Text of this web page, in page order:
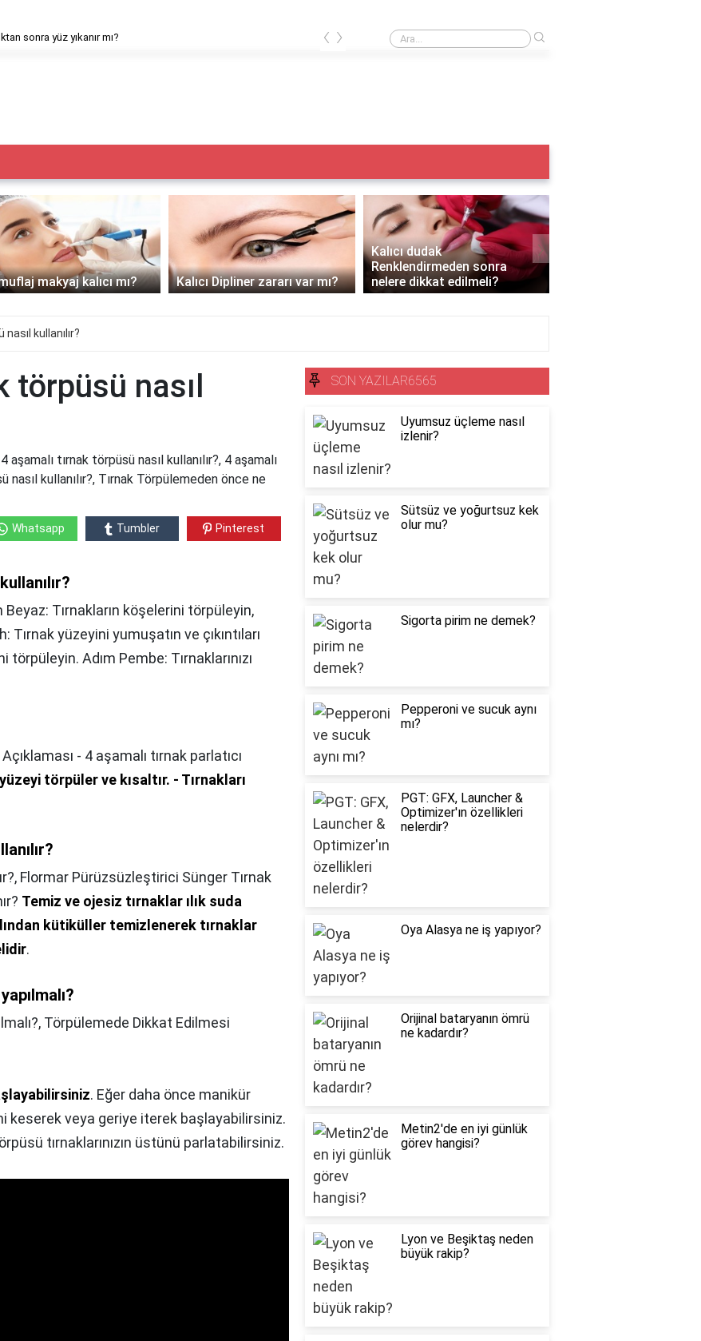
sonra yüz yıkanır mı? Iple kaş alma acıtır mı?
‹ ›
makyaj kalıcı mı? Kalıcı Dipliner zararı var mı?
Kalıcı dudak
Renklendirmeden sonra
nelere dikkat edilmeli?
›
kullanılır?
törpüsü nasıl
aşamalı tırnak törpüsü nasıl kullanılır?, 4 aşamalı
kullanılır?, Tırnak Törpülemeden önce ne
Whatsapp Tumbler Pinterest
Tırnakların köşelerini törpüleyin,
yüzeyini yumuşatın ve çıkıntıları
Adım Pembe: Tırnaklarınızı
- 4 aşamalı tırnak parlatıcı
törpüler ve kısaltır. - Tırnakları
Flormar Pürüzsüzleştirici Sünger Tırnak
Temiz ve ojesiz tırnaklar ılık suda
kütiküller temizlenerek tırnaklar
.
Törpülemede Dikkat Edilmesi
. Eğer daha önce manikür
keserek veya geriye iterek başlayabilirsiniz.
tırnaklarınızın üstünü parlatabilirsiniz.
SON YAZILAR6565
Uyumsuz üçleme nasıl
izlenir?
Sütsüz ve yoğurtsuz kek
olur mu?
Sigorta pirim ne demek?
Pepperoni ve sucuk aynı
mı?
PGT: GFX, Launcher &
Optimizer'ın özellikleri
nelerdir?
Oya Alasya ne iş yapıyor?
Orijinal bataryanın ömrü
ne kadardır?
Metin2'de en iyi günlük
görev hangisi?
Lyon ve Beşiktaş neden
büyük rakip?